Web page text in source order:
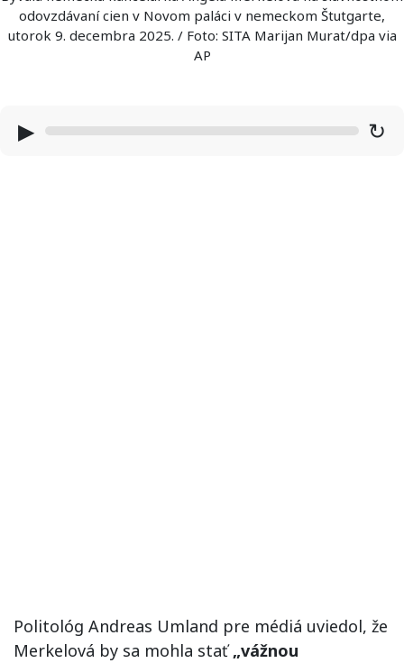
odovzdávaní cien v Novom paláci v nemeckom Štutgarte,
utorok 9. decembra 2025. / Foto: SITA Marijan Murat/dpa via
AP
▶ ↻
Politológ Andreas Umland pre médiá uviedol, že
Merkelová by sa mohla stať„vážnou